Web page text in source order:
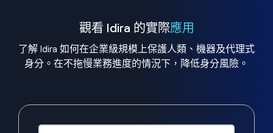
觀看 Idira 的實際應用
了解 Idira 如何在企業級規模上保護人類、機器及代理式
身分。在不拖慢業務進度的情況下，降低身分風險。